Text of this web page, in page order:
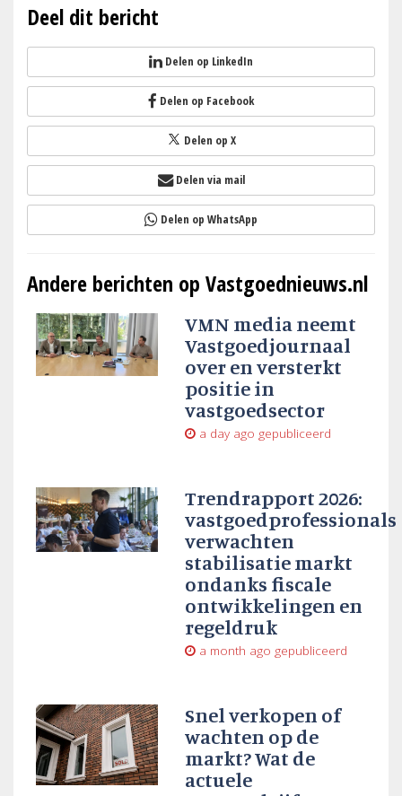
Deel dit bericht
Delen op LinkedIn
Delen op Facebook
Delen op X
Delen via mail
Delen op WhatsApp
Andere berichten op Vastgoednieuws.nl
VMN media neemt
Vastgoedjournaal
over en versterkt
positie in
vastgoedsector
a day ago gepubliceerd
Trendrapport 2026:
vastgoedprofessionals
verwachten
stabilisatie markt
ondanks fiscale
ontwikkelingen en
regeldruk
a month ago gepubliceerd
Snel verkopen of
wachten op de
markt? Wat de
actuele